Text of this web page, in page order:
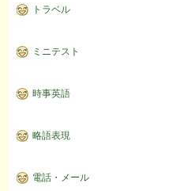
トラベル
ミニテスト
時事英語
略語表現
電話・メール